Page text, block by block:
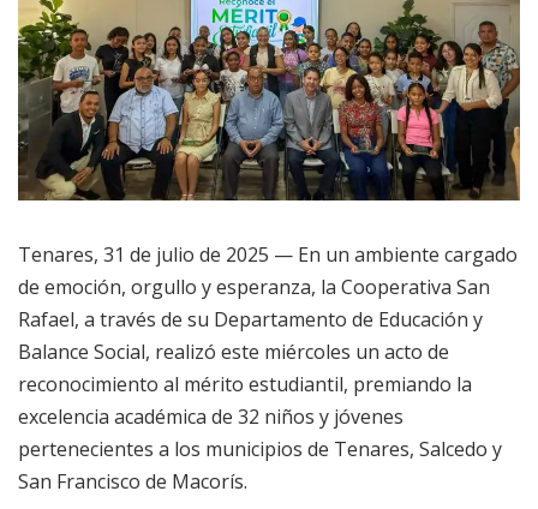
Tenares, 31 de julio de 2025 — En un ambiente cargado
de emoción, orgullo y esperanza, la Cooperativa San
Rafael, a través de su Departamento de Educación y
Balance Social, realizó este miércoles un acto de
reconocimiento al mérito estudiantil, premiando la
excelencia académica de 32 niños y jóvenes
pertenecientes a los municipios de Tenares, Salcedo y
San Francisco de Macorís.